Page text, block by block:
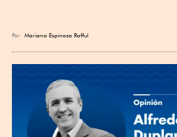
Por Mariano Espinosa Rafful